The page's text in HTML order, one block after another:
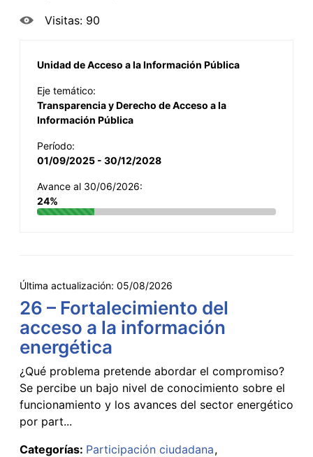
Visitas: 90
Unidad de Acceso a la Información Pública
Eje temático:
Transparencia y Derecho de Acceso a la
Información Pública
Período:
01/09/2025 - 30/12/2028
Avance al 30/06/2026:
24%
Última actualización: 05/08/2026
26 – Fortalecimiento del
acceso a la información
energética
¿Qué problema pretende abordar el compromiso?
Se percibe un bajo nivel de conocimiento sobre el
funcionamiento y los avances del sector energético
por part...
Categorías: Participación ciudadana